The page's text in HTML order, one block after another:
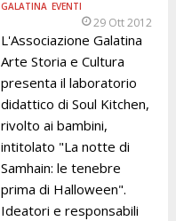
GALATINA EVENTI
29 Ott 2012
L'Associazione Galatina
Arte Storia e Cultura
presenta il laboratorio
didattico di Soul Kitchen,
rivolto ai bambini,
intitolato "La notte di
Samhain: le tenebre
prima di Halloween".
Ideatori e responsabili